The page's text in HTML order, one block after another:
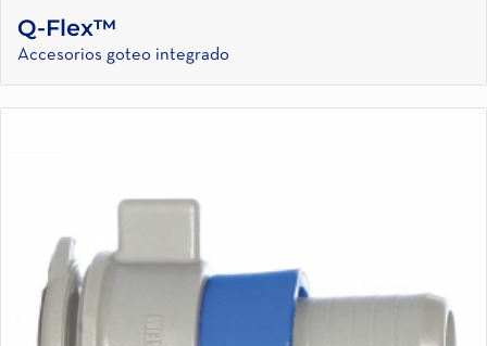
Q-Flex™
Accesorios goteo integrado